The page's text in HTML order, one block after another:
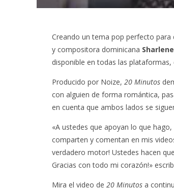
Creando un tema pop perfecto
y compositora dominicana Sharlene
disponible en todas las
Producido por Noize, 20 Minutos
con alguien de forma romántica,
en cuenta que ambos lados se
«A ustedes que apoyan lo que
comparten y comentan en mis
verdadero motor! Ustedes hacen
Gracias con todo mi corazón!»
Mira el video de 20 Minutos a